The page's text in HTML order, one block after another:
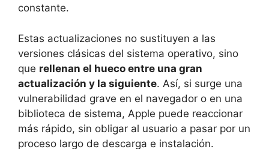
constante.
Estas actualizaciones no sustituyen a las
versiones clásicas del sistema operativo, sino
que rellenan el hueco entre una gran
actualización y la siguiente. Así, si surge una
vulnerabilidad grave en el navegador o en una
biblioteca de sistema, Apple puede reaccionar
más rápido, sin obligar al usuario a pasar por un
proceso largo de descarga e instalación.